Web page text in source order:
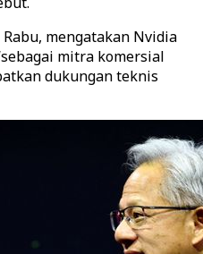
mengatakan Nvidia
mitra komersial
dukungan teknis